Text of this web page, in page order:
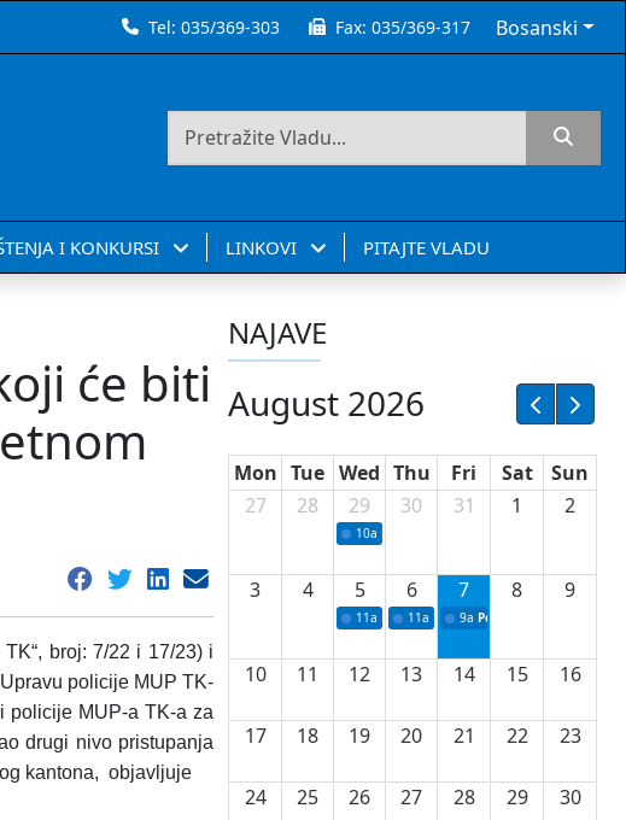
Tel:035/369-303 Fax:035/369-317 Bosanski
I KONKURSI LINKOVI PITAJTE VLADU
će biti
broj: 7/22 i 17/23)i
policije MUP TK-
policije MUP-a TK-a za
drugi nivo pristupanja
kantona, objavljuje
NAJAVE
August 2026
Mon Tue Wed Thu Fri Sat
Sun
27
28 29
10a Potpisivanje ugovora sa neprofitnim
30 31 1 2
3 4 5
11a Potpisivanje ugovora o stipendijama
6
11a Podrška razvoju vodne
7
9a Početak izgradnje nove
8 9
10 11 12 13 14 15 16
17 18 19 20 21 22 23
24 25 26 27 28 29 30